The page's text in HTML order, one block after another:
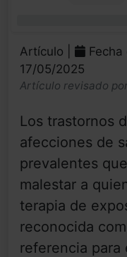
Artículo |
17/05/2025
Artículo revisado
Los trastornos
afecciones de
prevalentes
malestar a
terapia de
reconocida
referencia para